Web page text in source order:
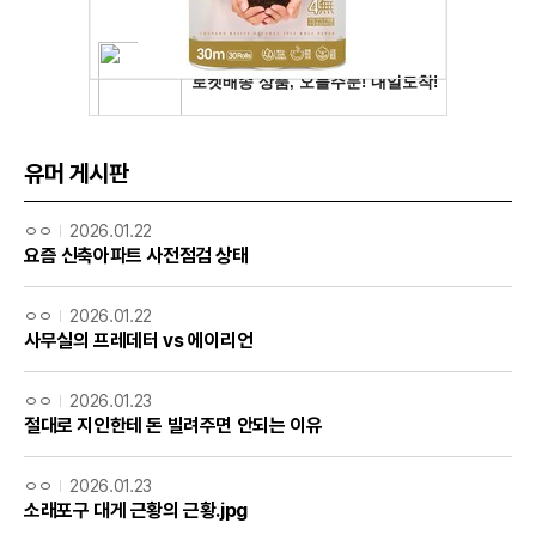
유머 게시판
ㅇㅇ 2026.01.22
요즘 신축아파트 사전점검 상태
ㅇㅇ 2026.01.22
사무실의 프레데터 vs 에이리언
ㅇㅇ 2026.01.23
절대로 지인한테 돈 빌려주면 안되는 이유
ㅇㅇ 2026.01.23
소래포구 대게 근황의 근황.jpg